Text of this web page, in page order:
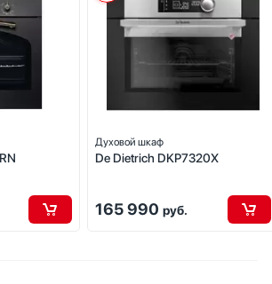
Духовой шкаф
De Dietrich DKP7320X
165 990 руб.